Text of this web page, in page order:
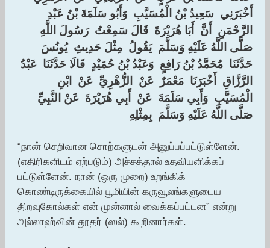
‏أَخْبَرَنِي ‏ ‏سَعِيدُ بْنُ الْمُسَيَّبِ ‏ ‏وَأَبُو سَلَمَةَ بْنُ عَبْدِ
الرَّحْمَنِ ‏ ‏أَنَّ ‏ ‏أَبَا هُرَيْرَةَ ‏ ‏قَالَ سَمِعْتُ ‏ ‏رَسُولَ اللَّهِ ‏
‏صَلَّى اللَّهُ عَلَيْهِ وَسَلَّمَ ‏ ‏يَقُولُ ‏ ‏مِثْلَ حَدِيثِ ‏ ‏يُونُسَ ‏
‏حَدَّثَنَا ‏ ‏مُحَمَّدُ بْنُ رَافِعٍ ‏ ‏وَعَبْدُ بْنُ حُمَيْدٍ ‏ ‏قَالَا حَدَّثَنَا ‏ ‏عَبْدُ
الرَّزَّاقِ ‏ ‏أَخْبَرَنَا ‏ ‏مَعْمَرٌ ‏ ‏عَنْ ‏ ‏الزُّهْرِيِّ ‏ ‏عَنْ ‏ ‏ابْنِ
الْمُسَيَّبِ ‏ ‏وَأَبِي سَلَمَةَ ‏ ‏عَنْ ‏ ‏أَبِي هُرَيْرَةَ ‏ ‏عَنْ النَّبِيِّ ‏
‏صَلَّى اللَّهُ عَلَيْهِ وَسَلَّمَ ‏ ‏بِمِثْلِهِ
“நான் செறிவான சொற்களுடன் அனுப்பப்பட்டுள்ளேன்.
(எதிரிகளிடம் ஏற்படும்) அச்சத்தால் உதவியளிக்கப்
பட்டுள்ளேன். நான் (ஒரு முறை) உறங்கிக்
கொண்டிருக்கையில் பூமியின் கருவூலங்களுடைய
திறவுகோல்கள் என் முன்னால் வைக்கப்பட்டன” என்று
அல்லாஹ்வின் தூதர் (ஸல்) கூறினார்கள்.